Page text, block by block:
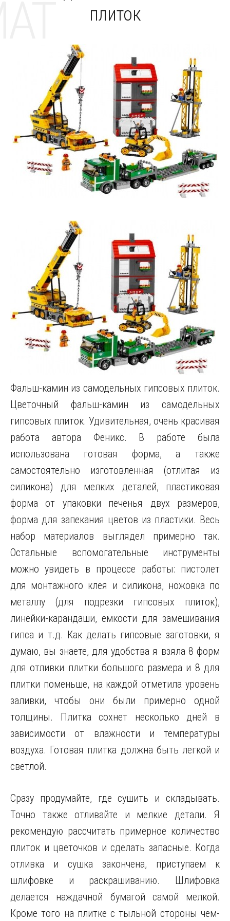
плиток
Фальш-камин из самодельных гипсовых плиток.
Цветочный фальш-камин из самодельных
гипсовых плиток. Удивительная, очень красивая
работа автора Феникс. В работе была
использована готовая форма, а также
самостоятельно изготовленная (отлитая из
силикона) для мелких деталей, пластиковая
форма от упаковки печенья двух размеров,
форма для запекания цветов из пластики. Весь
набор материалов выглядел примерно так.
Остальные вспомогательные инструменты
можно увидеть в процессе работы: пистолет
для монтажного клея и силикона, ножовка по
металлу (для подрезки гипсовых плиток),
линейки-карандаши, емкости для замешивания
гипса и т.д. Как делать гипсовые заготовки, я
думаю, вы знаете, для удобства я взяла 8 форм
для отливки плитки большого размера и 8 для
плитки поменьше, на каждой отметила уровень
заливки, чтобы они были примерно одной
толщины. Плитка сохнет несколько дней в
зависимости от влажности и температуры
воздуха. Готовая плитка должна быть лёгкой и
светлой.
Сразу продумайте, где сушить и складывать.
Точно также отливайте и мелкие детали. Я
рекомендую рассчитать примерное количество
плиток и цветочков и сделать запасные. Когда
отливка и сушка закончена, приступаем к
шлифовке и раскрашиванию. Шлифовка
делается наждачной бумагой самой мелкой.
Кроме того на плитке с тыльной стороны чем-